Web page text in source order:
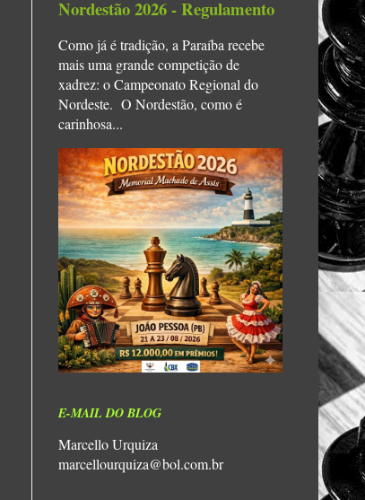
Nordestão 2026 - Regulamento
Como já é tradição, a Paraíba recebe
mais uma grande competição de
xadrez: o Campeonato Regional do
Nordeste. O Nordestão, como é
carinhosa...
E-MAIL DO BLOG
Marcello Urquiza
marcellourquiza@bol.com.br